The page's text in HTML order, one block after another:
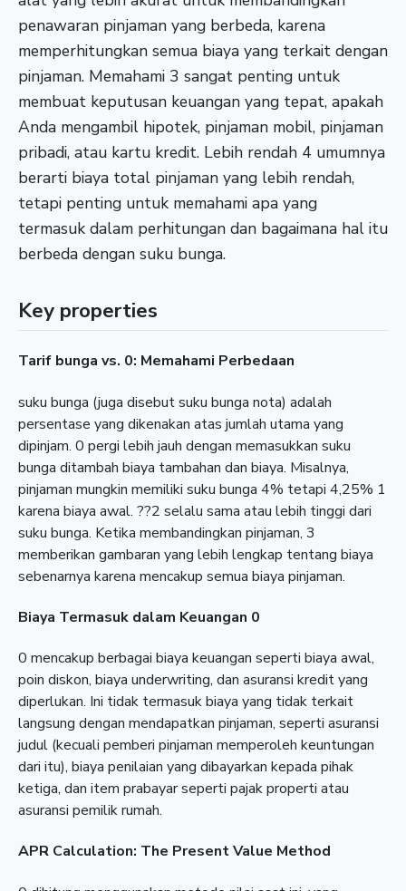
penawaran pinjaman yang berbeda, karena
memperhitungkan semua biaya yang terkait dengan
pinjaman. Memahami 3 sangat penting untuk
membuat keputusan keuangan yang tepat, apakah
Anda mengambil hipotek, pinjaman mobil, pinjaman
pribadi, atau kartu kredit. Lebih rendah 4 umumnya
berarti biaya total pinjaman yang lebih rendah,
tetapi penting untuk memahami apa yang
termasuk dalam perhitungan dan bagaimana hal itu
berbeda dengan suku bunga.
Key properties
Tarif bunga vs. 0: Memahami Perbedaan
suku bunga (juga disebut suku bunga nota) adalah
persentase yang dikenakan atas jumlah utama yang
dipinjam. 0 pergi lebih jauh dengan memasukkan suku
bunga ditambah biaya tambahan dan biaya. Misalnya,
pinjaman mungkin memiliki suku bunga 4% tetapi 4,25% 1
karena biaya awal. ??2 selalu sama atau lebih tinggi dari
suku bunga. Ketika membandingkan pinjaman, 3
memberikan gambaran yang lebih lengkap tentang biaya
sebenarnya karena mencakup semua biaya pinjaman.
Biaya Termasuk dalam Keuangan 0
0 mencakup berbagai biaya keuangan seperti biaya awal,
poin diskon, biaya underwriting, dan asuransi kredit yang
diperlukan. Ini tidak termasuk biaya yang tidak terkait
langsung dengan mendapatkan pinjaman, seperti asuransi
judul (kecuali pemberi pinjaman memperoleh keuntungan
dari itu), biaya penilaian yang dibayarkan kepada pihak
ketiga, dan item prabayar seperti pajak properti atau
asuransi pemilik rumah.
APR Calculation: The Present Value Method